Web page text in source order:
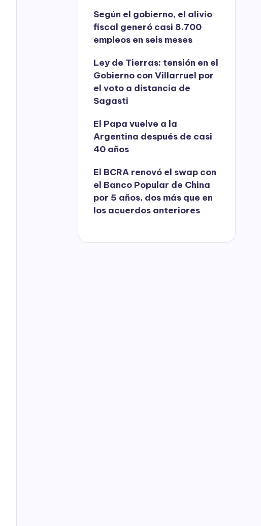
Según el gobierno, el alivio
fiscal generó casi 8.700
empleos en seis meses
Ley de Tierras: tensión en el
Gobierno con Villarruel por
el voto a distancia de
Sagasti
El Papa vuelve a la
Argentina después de casi
40 años
El BCRA renovó el swap con
el Banco Popular de China
por 5 años, dos más que en
los acuerdos anteriores